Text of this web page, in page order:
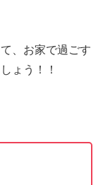
、お家で過ごす
ょう！！